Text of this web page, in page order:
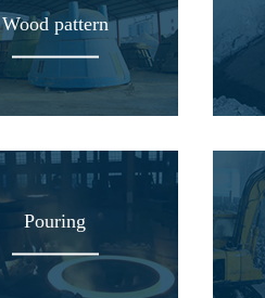
Wood pattern
Pouring